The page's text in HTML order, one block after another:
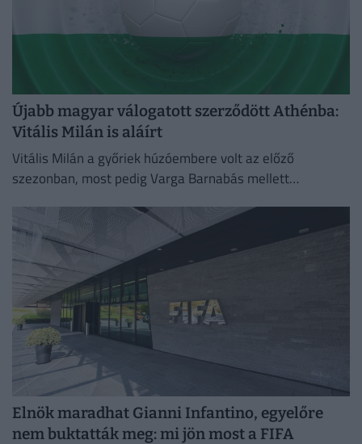
Újabb magyar válogatott szerződött Athénba:
Vitális Milán is aláírt
Vitális Milán a győriek húzóembere volt az előző
szezonban, most pedig Varga Barnabás mellett
Elnök maradhat Gianni Infantino, egyelőre
nem buktatták meg: mi jön most a FIFA